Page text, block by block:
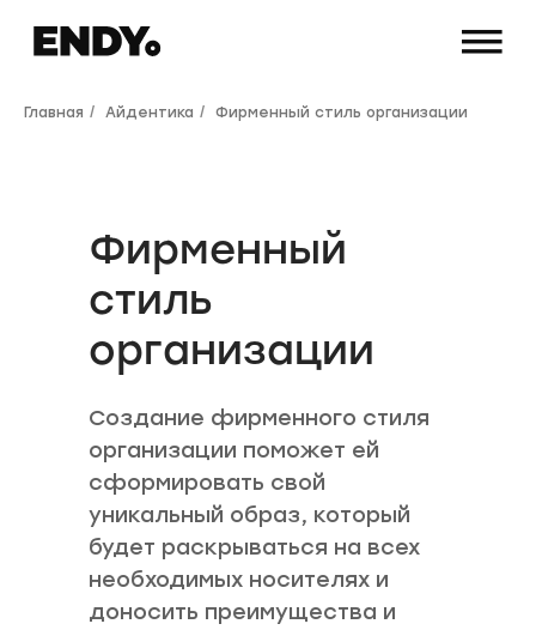
Главная / Айдентика / Фирменный стиль организации
Фирменный
стиль
организации
Создание фирменного стиля
организации поможет ей
сформировать свой
уникальный образ, который
будет раскрываться на всех
необходимых носителях и
доносить преимущества и